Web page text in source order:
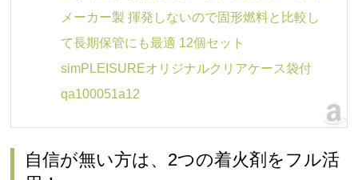
メーカー製 揮発しないので固形燃料と比較し
て長期保管にも最適 12個セット
simPLEISUREオリジナルクリアケース袋付
qa100051a12
自信が無い方は、2つの着火剤をフル活